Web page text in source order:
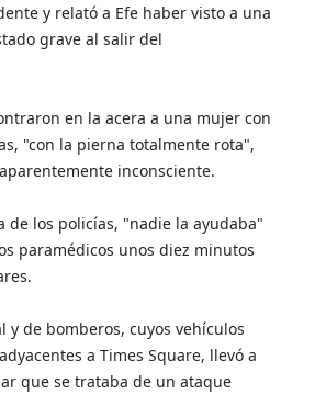
y relató a Efe haber visto a una
grave al salir del
en la acera a una mujer con
"con la pierna totalmente rota",
inconsciente.
de los policías, "nadie la ayudaba"
paramédicos unos diez minutos
y de bomberos, cuyos vehículos
a Times Square, llevó a
que se trataba de un ataque